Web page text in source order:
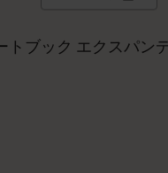
トブック エクスパン